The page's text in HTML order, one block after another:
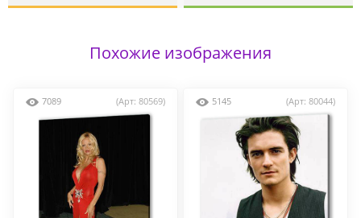
Похожие изображения
7089 (Арт: 80569) 5145 (Арт: 80044)